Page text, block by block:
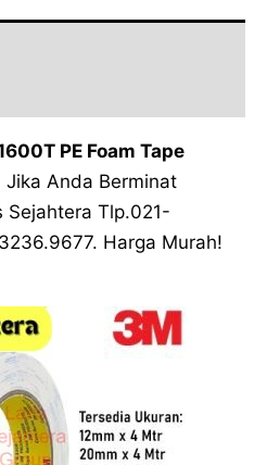
PE Foam Tape
Jika Anda Berminat
Sejahtera Tlp.021-
Harga Murah!